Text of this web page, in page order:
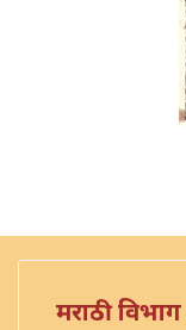
मराठी